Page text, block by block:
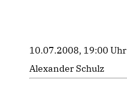
10.07.2008, 19:00 Uhr
Alexander Schulz